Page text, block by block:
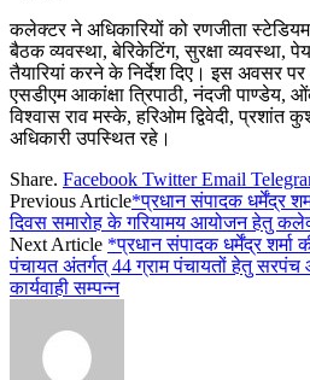
कलेक्टर ने अधिकारियों को रणजीता
बैठक व्यवस्था, बेरिकेटिंग, सुरक्षा व्यवस्था,
तैयारियां करने के निर्देश दिए। इस अवसर
एसडीएम आकांक्षा त्रिपाठी, नंदजी पाण्डेय,
विश्वास राव मस्के, हरिओम द्विवेदी, प्रशांत
अधिकारी उपस्थित रहे।
Share. Facebook Twitter Email
Previous Article*प्रधान संपादक धर्मेंद्र
दिवस समारोह के गरियामय आयोजन हेतु
Next Article *प्रधान संपादक धर्मेंद्र
पंचायत अंतर्गत् 44 ग्राम पंचायतों हेतु
कार्यवाही सम्पन्न